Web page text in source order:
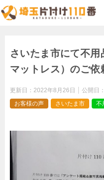
さいたま市にて不
マットレス）のご
更新日： 2022年8月26日 公開日：
お客様の声
さいたま市 不